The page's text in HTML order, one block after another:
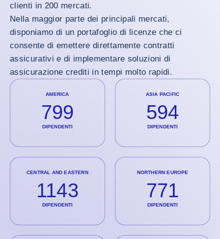
clienti in 200 mercati.
Nella maggior parte dei principali mercati,
disponiamo di un portafoglio di licenze che ci
consente di emettere direttamente contratti
assicurativi e di implementare soluzioni di
assicurazione crediti in tempi molto rapidi.
AMERICA
799
DIPENDENTI
ASIA PACIFIC
594
DIPENDENTI
CENTRAL AND EASTERN
1143
DIPENDENTI
NORTHERN EUROPE
771
DIPENDENTI